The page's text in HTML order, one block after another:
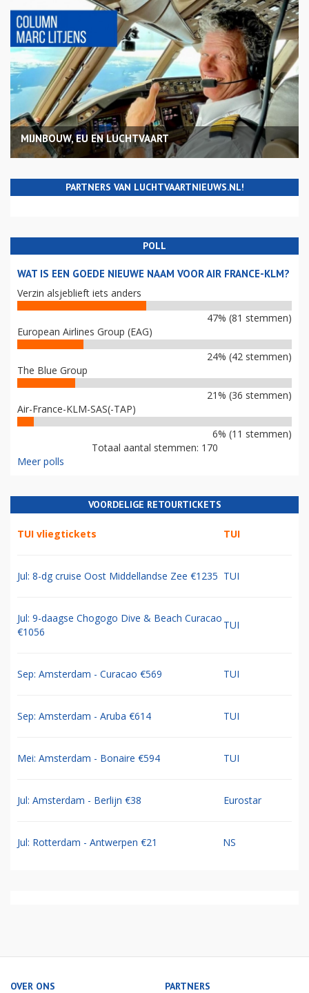
MIJNBOUW, EU EN LUCHTVAART
PARTNERS VAN LUCHTVAARTNIEUWS.NL!
POLL
WAT IS EEN GOEDE NIEUWE NAAM VOOR AIR FRANCE-KLM?
Verzin alsjeblieft iets anders
47% (81 stemmen)
European Airlines Group (EAG)
24% (42 stemmen)
The Blue Group
21% (36 stemmen)
Air-France-KLM-SAS(-TAP)
6% (11 stemmen)
Totaal aantal stemmen: 170
Meer polls
VOORDELIGE RETOURTICKETS
TUI vliegtickets TUI
Jul: 8-dg cruise Oost Middellandse Zee €1235 TUI
Jul: 9-daagse Chogogo Dive & Beach Curacao
€1056
TUI
Sep: Amsterdam - Curacao €569 TUI
Sep: Amsterdam - Aruba €614 TUI
Mei: Amsterdam - Bonaire €594 TUI
Jul: Amsterdam - Berlijn €38 Eurostar
Jul: Rotterdam - Antwerpen €21 NS
OVER ONS PARTNERS